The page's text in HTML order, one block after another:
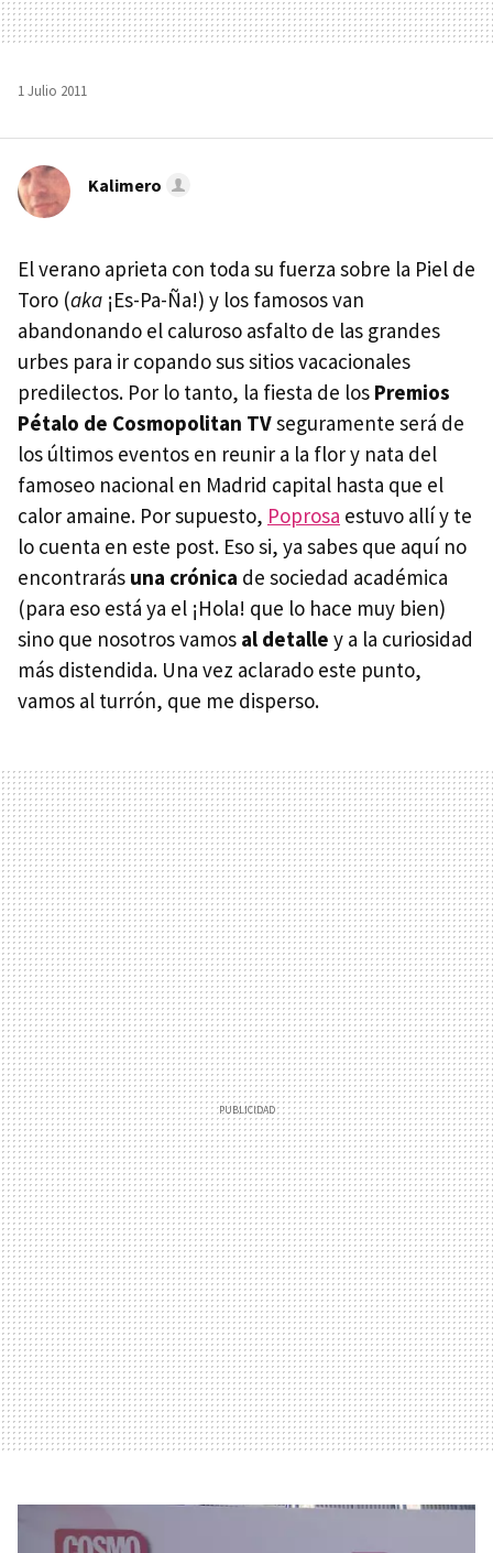
1 Julio 2011
Kalimero
El verano aprieta con toda su fuerza sobre la Piel de
Toro (aka ¡Es-Pa-Ña!) y los famosos van
abandonando el caluroso asfalto de las grandes
urbes para ir copando sus sitios vacacionales
predilectos. Por lo tanto, la fiesta de los Premios
Pétalo de Cosmopolitan TVseguramente será de
los últimos eventos en reunir a la flor y nata del
famoseo nacional en Madrid capital hasta que el
calor amaine. Por supuesto, Poprosa estuvo allí y te
lo cuenta en este post. Eso si, ya sabes que aquí no
encontrarás una crónica de sociedad académica
(para eso está ya el ¡Hola! que lo hace muy bien)
sino que nosotros vamos al detalle y a la curiosidad
más distendida. Una vez aclarado este punto,
vamos al turrón, que me disperso.